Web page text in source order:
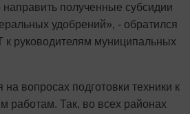
полученные субсидии
удобрений», - обратился
к руководителям муниципальных
вопросах подготовки техники к
работам. Так, во всех районах